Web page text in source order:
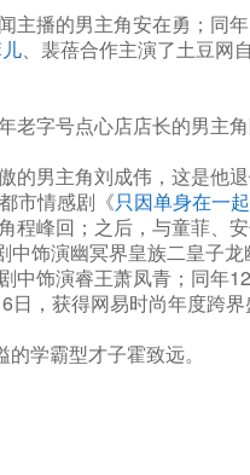
播的男主角安在勇；同
、裴蓓合作主演了土豆网
老字号点心店店长的男主
男主角刘成伟，这是他
市情感剧《只因单身在一起
程峰回；之后，与童菲、
饰演幽冥界皇族二皇子龙
中饰演睿王萧凤青；同年
，获得网易时尚年度跨
学霸型才子霍致远。